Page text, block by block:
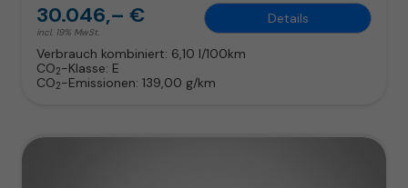
30.046,– €
incl. 19% MwSt.
Details
Verbrauch kombiniert: 6,10 l/100km
CO2-Klasse: E
CO2-Emissionen: 139,00 g/km